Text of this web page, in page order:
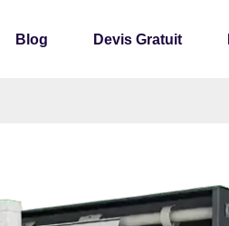
Blog Devis Gratuit